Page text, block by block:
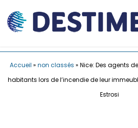
Accueil » non classés » Nice: Des agents
habitants lors de l’incendie de leur
Estrosi